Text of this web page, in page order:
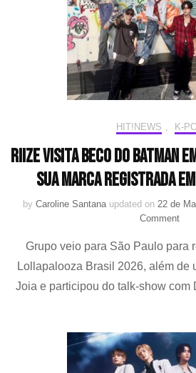
HIT!NEWS K-
RIIZE visita Beco do Batman
sua marca registrada
by Caroline Santana updated on 22 de
Commenton
Beco
e
deixa
Grupo veio para São Paulo para
Lollapalooza Brasil 2026, além de
Joia e participou do talk-show com